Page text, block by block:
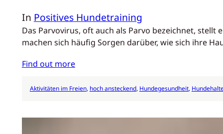
In Positives Hundetraining
Das Parvovirus, oft auch als Parvo bezeichnet,
machen sich häufig Sorgen darüber, wie sich ihre
Find out more
Aktivitäten im Freien, hoch ansteckend, Hundegesundheit,